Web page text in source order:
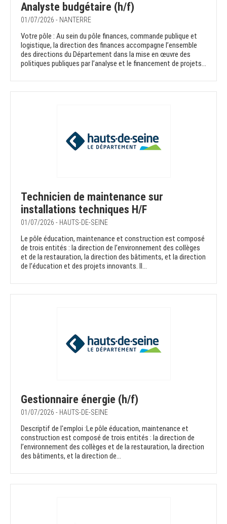
Analyste budgétaire (h/f)
01/07/2026 - NANTERRE
Votre pôle : Au sein du pôle finances, commande publique et
logistique, la direction des finances accompagne l’ensemble
des directions du Département dans la mise en œuvre des
politiques publiques par l’analyse et le financement de projets...
Technicien de maintenance sur
installations techniques H/F
01/07/2026 - HAUTS-DE-SEINE
Le pôle éducation, maintenance et construction est composé
de trois entités : la direction de l’environnement des collèges
et de la restauration, la direction des bâtiments, et la direction
de l’éducation et des projets innovants. Il...
Gestionnaire énergie (h/f)
01/07/2026 - HAUTS-DE-SEINE
Descriptif de l'emploi :Le pôle éducation, maintenance et
construction est composé de trois entités : la direction de
l’environnement des collèges et de la restauration, la direction
des bâtiments, et la direction de...